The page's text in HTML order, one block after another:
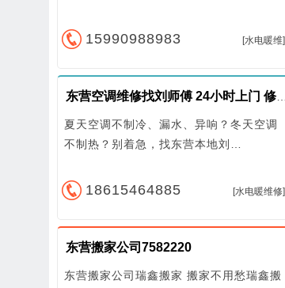
15990988983 [水电暖维]
夏天空调不制冷、漏水、异响？冬天空调
不制热？别着急，找东营本地刘…
18615464885 [水电暖维修]
东营搬家公司7582220
东营搬家公司瑞鑫搬家 搬家不用愁瑞鑫搬